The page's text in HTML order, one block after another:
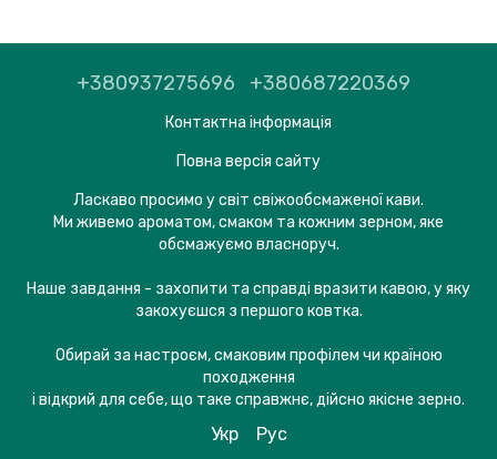
+380937275696 +380687220369
Контактна інформація
Повна версія сайту
Ласкаво просимо у світ свіжообсмаженої кави.
Ми живемо ароматом, смаком та кожним зерном, яке
обсмажуємо власноруч.
Наше завдання - захопити та справді вразити кавою, у яку
закохуєшся з першого ковтка.
Обирай за настроєм, смаковим профілем чи країною
походження
і відкрий для себе, що таке справжнє, дійсно якісне зерно.
Укр Рус